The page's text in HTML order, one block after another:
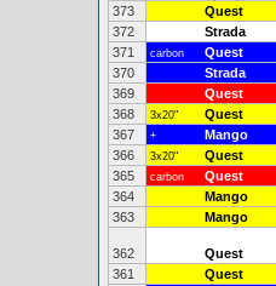
373
Quest
372
Strada
371
carbon Quest
370
Strada
369
Quest
368
3x20" Quest
367
+ Mango
366
3x20" Quest
365
carbon Quest
364
Mango
363
Mango
362 Quest
361
Quest